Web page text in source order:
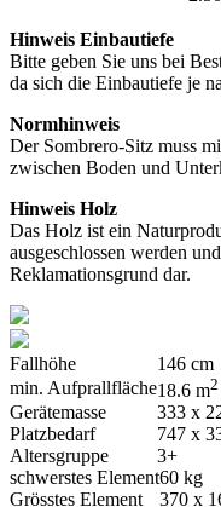
Hinweis Einbautiefe
Bitte geben Sie uns bei
da sich die Einbautiefe je
Normhinweis
Der Sombrero-Sitz muss
zwischen Boden und
Hinweis Holz
Das Holz ist ein
ausgeschlossen werden
Reklamationsgrund dar.
Fallhöhe
146 cm
min. Aufprallfläche18.6 m2
Gerätemasse
333 x
Platzbedarf
747 x
Altersgruppe
3+
schwerstes Element60 kg
Grösstes Element
370 x